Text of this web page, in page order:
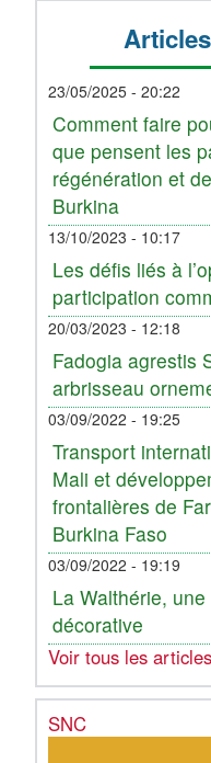
23/05/2025 - 20:22
Comment faire
que pensent les
régénération et
Burkina
13/10/2023 - 10:17
Les défis liés à
participation
20/03/2023 - 12:18
Fadogia agrestis
arbrisseau
03/09/2022 - 19:25
Transport
Mali et
frontalières de
Burkina Faso
03/09/2022 - 19:19
La Walthérie,
décorative
Voir tous les
SNC